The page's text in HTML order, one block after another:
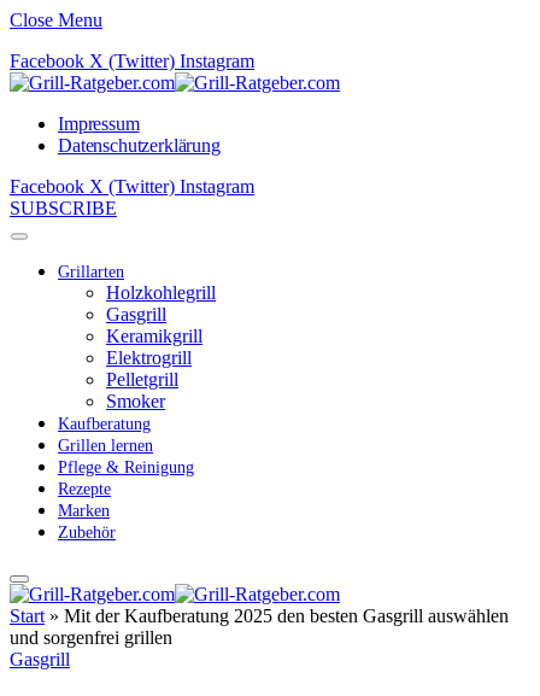
Close Menu
Facebook X (Twitter) Instagram
Impressum
Datenschutzerklärung
Facebook X (Twitter) Instagram
SUBSCRIBE
Grillarten
Holzkohlegrill
Gasgrill
Keramikgrill
Elektrogrill
Pelletgrill
Smoker
Kaufberatung
Grillen lernen
Pflege & Reinigung
Rezepte
Marken
Zubehör
Start » Mit der Kaufberatung 2025 den besten Gasgrill auswählen
und sorgenfrei grillen
Gasgrill